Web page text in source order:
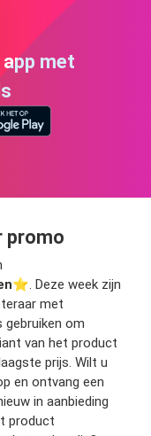
met
promo
⭐️. Deze week zijn
met
gebruiken om
van het product
prijs. Wilt u
en ontvang een
in aanbieding
product